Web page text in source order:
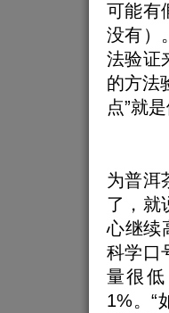
可能有
没有）
法验证
的方法
点”就
为普洱
了，就
心继续
科学口
量很
1%。“